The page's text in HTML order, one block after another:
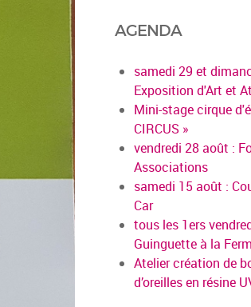
AGENDA
samedi 29 et
Exposition d'Art et
Mini-stage cirque
CIRCUS »
vendredi 28 août :
Associations
samedi 15 août :
Car
tous les 1ers
Guinguette à la
Atelier création de
d’oreilles en résine